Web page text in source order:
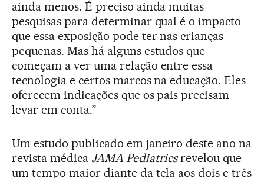
ainda menos. É preciso ainda muitas
pesquisas para determinar qual é o impacto
que essa exposição pode ter nas crianças
pequenas. Mas há alguns estudos que
começam a ver uma relação entre essa
tecnologia e certos marcos na educação. Eles
oferecem indicações que os pais precisam
levar em conta.”
Um estudo publicado em janeiro deste ano na
revista médica JAMA Pediatricsrevelou que
um tempo maior diante da tela aos dois e três